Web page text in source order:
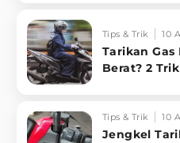
Tips & Trik 10
Tarikan Gas
Berat? 2
Tips & Trik 10
Jengkel